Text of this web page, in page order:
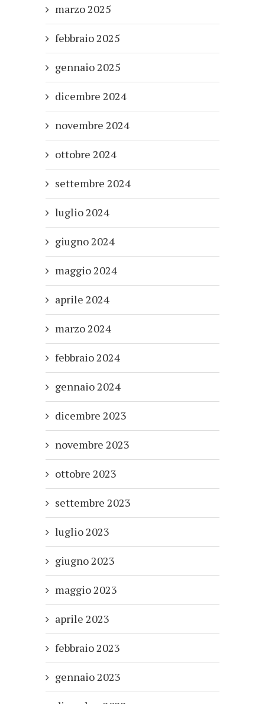
marzo 2025
febbraio 2025
gennaio 2025
dicembre 2024
novembre 2024
ottobre 2024
settembre 2024
luglio 2024
giugno 2024
maggio 2024
aprile 2024
marzo 2024
febbraio 2024
gennaio 2024
dicembre 2023
novembre 2023
ottobre 2023
settembre 2023
luglio 2023
giugno 2023
maggio 2023
aprile 2023
febbraio 2023
gennaio 2023